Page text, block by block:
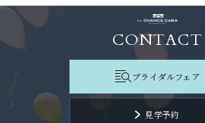
CONTACT
ブライダルフェア
見学予約